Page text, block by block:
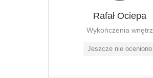
Rafał Ociepa
Wykończenia wnętrz
Jeszcze nie oceniono